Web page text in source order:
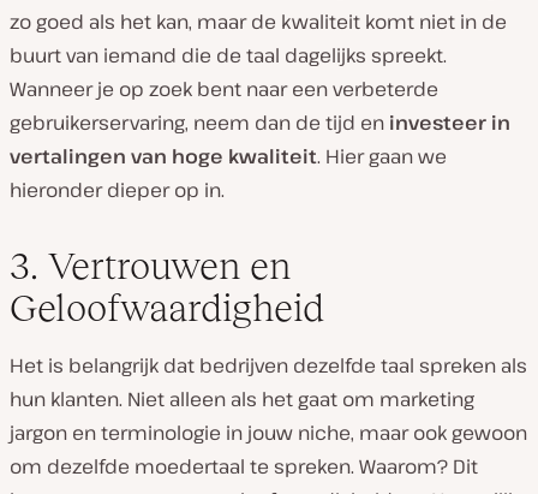
zo goed als het kan, maar de kwaliteit komt niet in de
buurt van iemand die de taal dagelijks spreekt.
Wanneer je op zoek bent naar een verbeterde
gebruikerservaring, neem dan de tijd en investeer in
vertalingen van hoge kwaliteit. Hier gaan we
hieronder dieper op in.
3. Vertrouwen en
Geloofwaardigheid
Het is belangrijk dat bedrijven dezelfde taal spreken als
hun klanten. Niet alleen als het gaat om marketing
jargon en terminologie in jouw niche, maar ook gewoon
om dezelfde moedertaal te spreken. Waarom? Dit